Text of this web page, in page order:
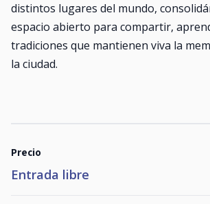
distintos lugares del mundo,
espacio abierto para compartir,
tradiciones que mantienen viva la
la ciudad.
Precio
Entrada libre